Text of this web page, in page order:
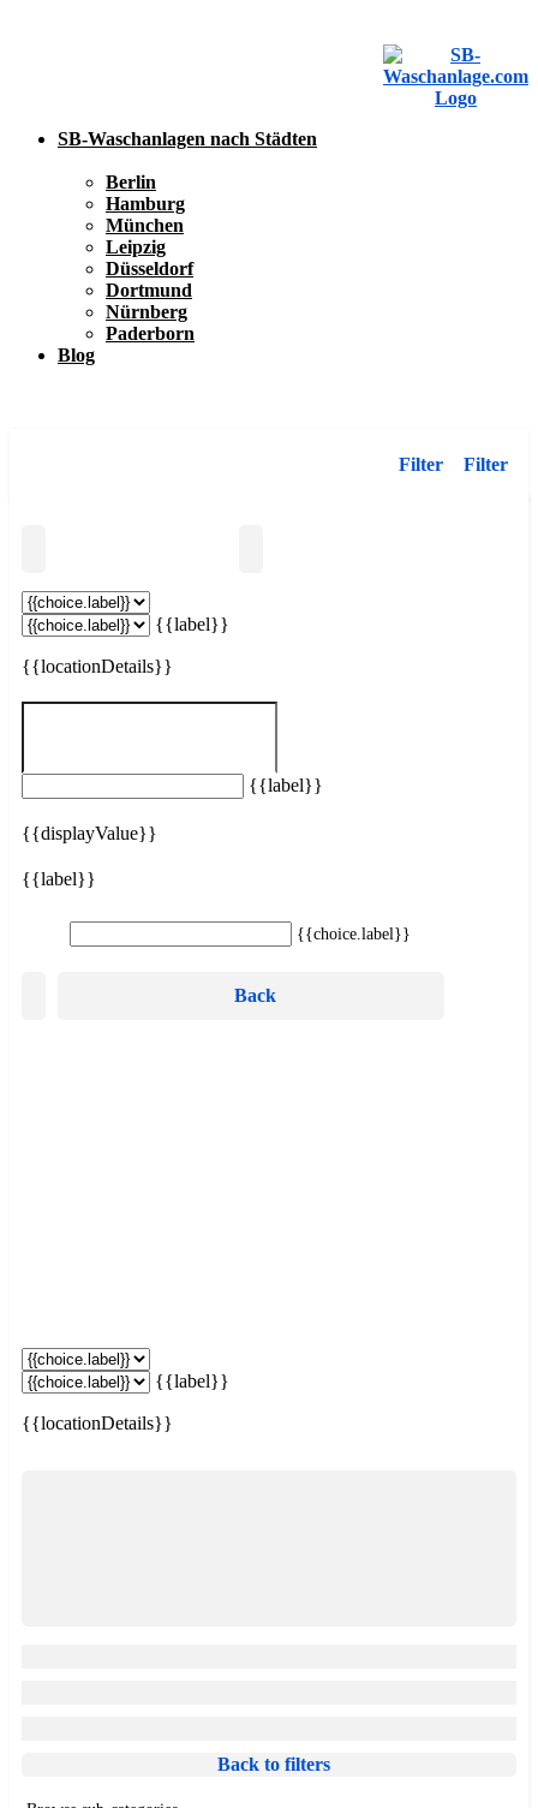
SB-Waschanlagen nach Städten
Berlin
Hamburg
München
Leipzig
Düsseldorf
Dortmund
Nürnberg
Paderborn
Blog
Filter Filter
{{label}}
{{locationDetails}}
{{label}}
{{displayValue}}
{{label}}
{{choice.label}}
Back
{{label}}
{{locationDetails}}
Back to filters